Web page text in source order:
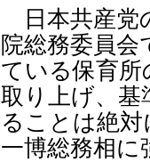
日本共産党
院総務委員
ている保育所
取り上げ、
ることは絶
一博総務相に